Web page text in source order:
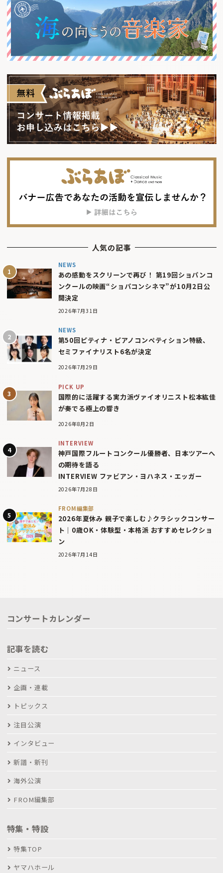
人気の記事
NEWS
あの感動をスクリーンで再び！ 第19回ショパンコ
ンクールの映画“ショパコンシネマ”が10月2日公
開決定
2026年7月31日
NEWS
第50回ピティナ・ピアノコンペティション特級、
セミファイナリスト6名が決定
2026年7月29日
PICK UP
国際的に活躍する実力派ヴァイオリニスト松本紘佳
が奏でる極上の響き
2026年8月2日
INTERVIEW
神戸国際フルートコンクール優勝者、日本ツアーへ
の期待を語る
INTERVIEW ファビアン・ヨハネス・エッガー
2026年7月28日
FROM編集部
2026年夏休み 親子で楽しむ♪クラシックコンサー
ト｜0歳OK・体験型・本格派 おすすめセレクショ
ン
2026年7月14日
コンサートカレンダー
記事を読む
ニュース
企画・連載
トピックス
注目公演
インタビュー
新譜・新刊
海外公演
FROM編集部
特集・特設
特集TOP
ヤマハホール